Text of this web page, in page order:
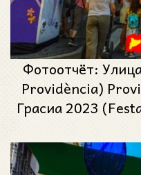
Фотоотчёт:
Providència)
Грасиа 2023